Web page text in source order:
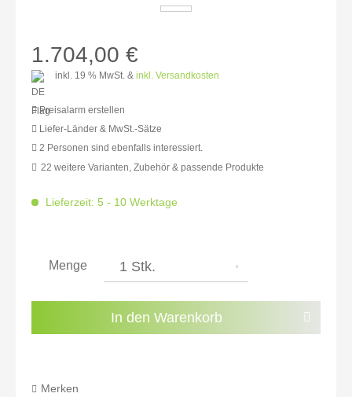
1.704,00 €
inkl. 19 % MwSt. & inkl. Versandkosten
Preisalarm erstellen
Sie haben dieDatenschutzbestimmungen
Kenntnis genommen.
Liefer-Länder & MwSt.-Sätze
inkl. 16% MwSt.: 1.661,04 €
inkl. 21% MwSt.: 1.732,64 €
2 Personen sind ebenfalls interessiert.
22 weitere Varianten, Zubehör & passende Produkte
Lieferzeit: 5 - 10 Werktage
Menge
In den Warenkorb
Merken